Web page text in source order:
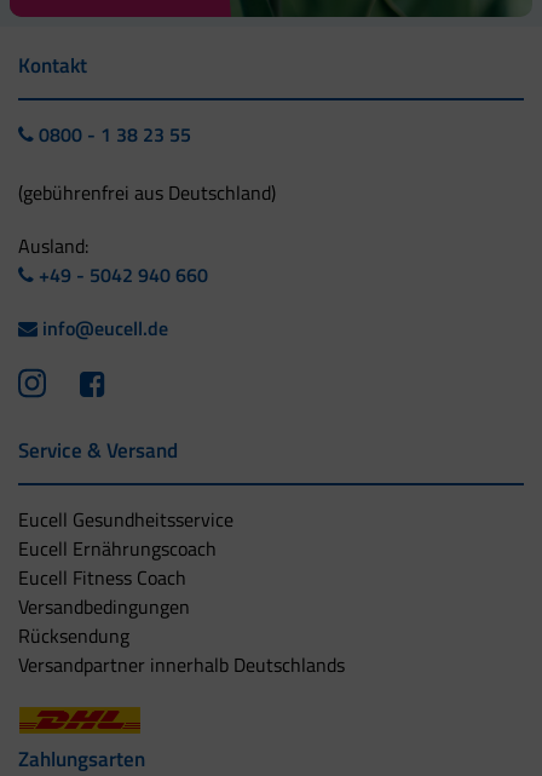
Kontakt
0800 - 1 38 23 55
(gebührenfrei aus Deutschland)
Ausland:
+49 - 5042 940 660
info@eucell.de
Service & Versand
Eucell Gesundheitsservice
Eucell Ernährungscoach
Eucell Fitness Coach
Versandbedingungen
Rücksendung
Versandpartner innerhalb Deutschlands
Zahlungsarten